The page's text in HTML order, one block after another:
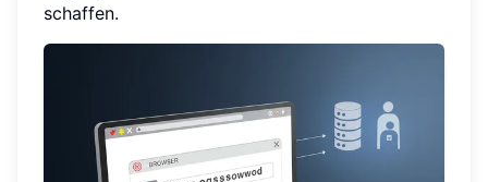
schaffen.